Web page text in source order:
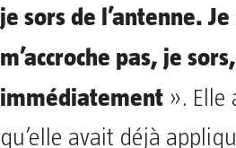
je sors de l’antenne. Je
m’accroche pas, je sors,
immédiatement ». Elle
qu’elle avait déjà